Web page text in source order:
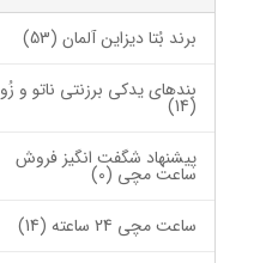
برند بُتا دیزاین آلمان (53)
بندهای یدکی برزنتی ناتو و
(14)
پیشنهاد شگفت انگیز فروش
ساعت مچی (0)
ساعت مچی 24 ساعته (14)